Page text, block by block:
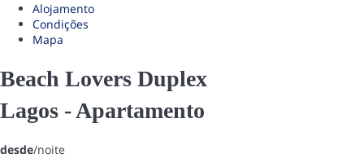
Alojamento
Condições
Mapa
Beach Lovers Duplex
Lagos -Apartamento
desde/noite